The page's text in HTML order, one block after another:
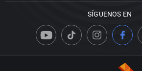
SÍGUENOS EN